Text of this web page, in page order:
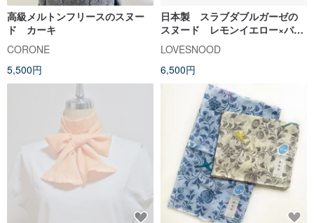
高級メルトンフリースのスヌー
ド カーキ
CORONE
5,500円
日本製 スラブダブルガーゼの
スヌード レモンイエロー×バニ
ラミルク
LOVESNOOD
6,500円